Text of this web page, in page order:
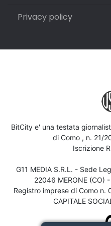
Privacy policy
BitCity e' una testata
di Como , n. 21/
Iscrizione
G11 MEDIA S.R.L. - Sede
22046 MERONE (CO)
Registro imprese di Como
CAPITALE